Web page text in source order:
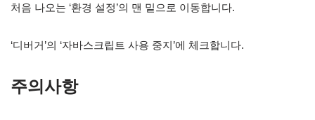
처음 나오는 ‘환경 설정’의 맨 밑으로 이동합니다.
‘디버거’의 ‘자바스크립트 사용 중지’에 체크합니다.
주의사항